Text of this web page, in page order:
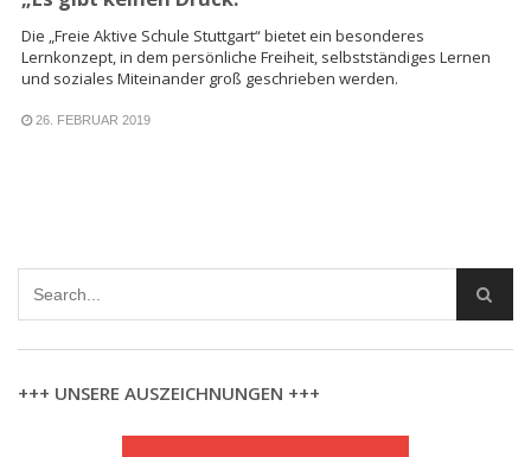
Die „Freie Aktive Schule Stuttgart“ bietet ein besonderes
Lernkonzept, in dem persönliche Freiheit, selbstständiges Lernen
und soziales Miteinander groß geschrieben werden.
26. FEBRUAR 2019
+++ UNSERE AUSZEICHNUNGEN +++